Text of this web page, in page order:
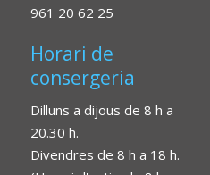
961 20 62 25
Horari de
consergeria
Dilluns a dijous de 8 h a
20.30 h.
Divendres de 8 h a 18 h.